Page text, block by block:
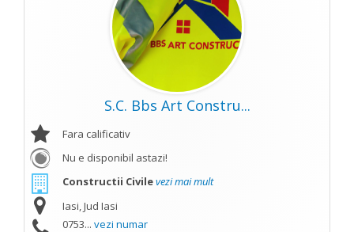
S.C. Bbs Art Constru...
Fara calificativ
Nu e disponibil astazi!
Constructii Civilevezi mai mult
Iasi, Jud Iasi
0753... vezi numar